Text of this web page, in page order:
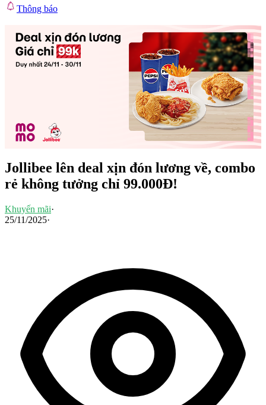
Thông báo
Jollibee lên deal xịn đón lương về, combo
rẻ không tưởng chỉ 99.000Đ!
Khuyến mãi·
25/11/2025·